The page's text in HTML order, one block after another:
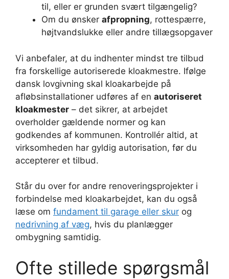
til, eller er grunden svært tilgængelig?
Om du ønsker afpropning, rottespærre,
højtvandslukke eller andre tillægsopgaver
Vi anbefaler, at du indhenter mindst tre tilbud
fra forskellige autoriserede kloakmestre. Ifølge
dansk lovgivning skal kloakarbejde på
afløbsinstallationer udføres af en autoriseret
kloakmester – det sikrer, at arbejdet
overholder gældende normer og kan
godkendes af kommunen. Kontrollér altid, at
virksomheden har gyldig autorisation, før du
accepterer et tilbud.
Står du over for andre renoveringsprojekter i
forbindelse med kloakarbejdet, kan du også
læse om fundament til garage eller skur og
nedrivning af væg, hvis du planlægger
ombygning samtidig.
Ofte stillede spørgsmål